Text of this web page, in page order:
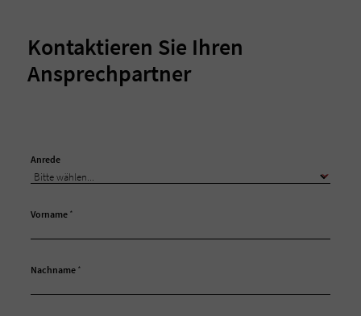
Kontaktieren Sie Ihren
Ansprechpartner
Anrede
Vorname *
Nachname *